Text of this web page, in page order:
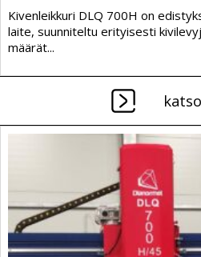
Kivenleikkuri DLQ 700H on
laite, suunniteltu erityisesti
määrät...